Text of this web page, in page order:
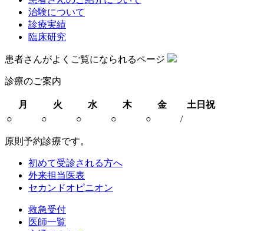
治験について
診療実績
臨床研究
患者さんがよくご覧になられるページ
診療のご案内
月 火 水 木 金
土日祝
○
○ ○ ○ ○ /
原則予約診療です。
初めて受診される方へ
外来担当医表
セカンドオピニオン
救急受付
医師一覧